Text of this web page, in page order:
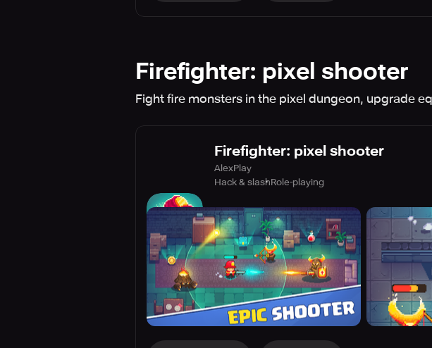
Firefighter: pixel shooter
Fight fire monsters in the pixel dungeon, upgrade
Firefighter: pixel shooter
AlexPlay
Hack & slashRole-playing